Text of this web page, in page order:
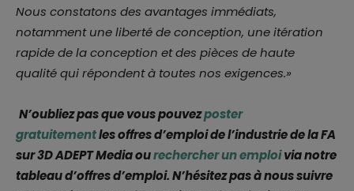
Nous constatons des avantages immédiats,
notamment une liberté de conception, une itération
rapide de la conception et des pièces de haute
qualité qui répondent à toutes nos exigences.»
N’oubliez pas que vous pouvezposter
gratuitementles offres d’emploi de l’industrie de la FA
sur 3D ADEPT Media ourechercher un emploivia notre
tableau d’offres d’emploi. N’hésitez pas à nous suivre